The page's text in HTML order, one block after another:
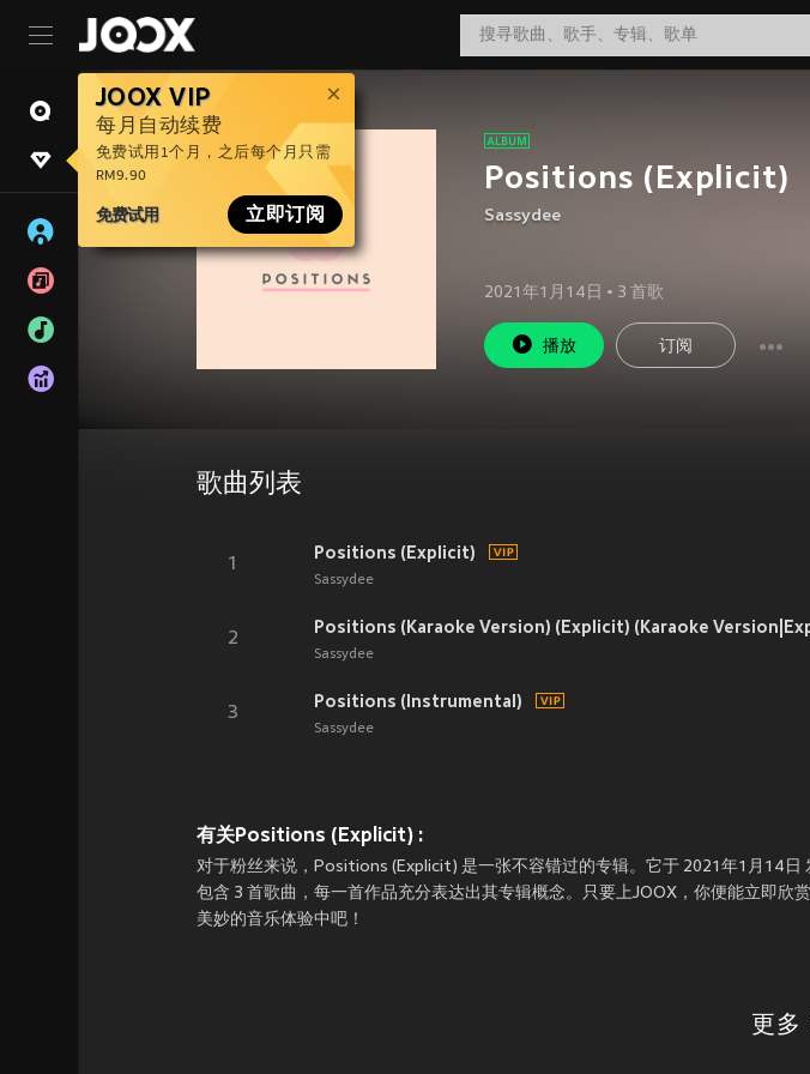
JOOX VIP
每月自动续费
免费试用1个月，之后每个月只需
RM9.90
免费试用 立即订阅
Positions (Explicit)
Sassydee
2021年1月14日 • 3 首歌
播放 订阅
歌曲列表
1
Positions (Explicit)
Sassydee
2
Positions (Karaoke Version) (Explicit) (Karaoke
Sassydee
3
Positions (Instrumental)
Sassydee
有关Positions (Explicit) :
对于粉丝来说，Positions (Explicit) 是一张不容错过的专辑。它于 2021年1月14
包含 3 首歌曲，每一首作品充分表达出其专辑概念。只要上JOOX，你便能立即
美妙的音乐体验中吧！
更多